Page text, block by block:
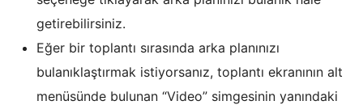
getirebilirsiniz.
Eğer bir toplantı sırasında arka planınızı
bulanıklaştırmak istiyorsanız, toplantı ekranının alt
menüsünde bulunan “Video” simgesinin yanındaki